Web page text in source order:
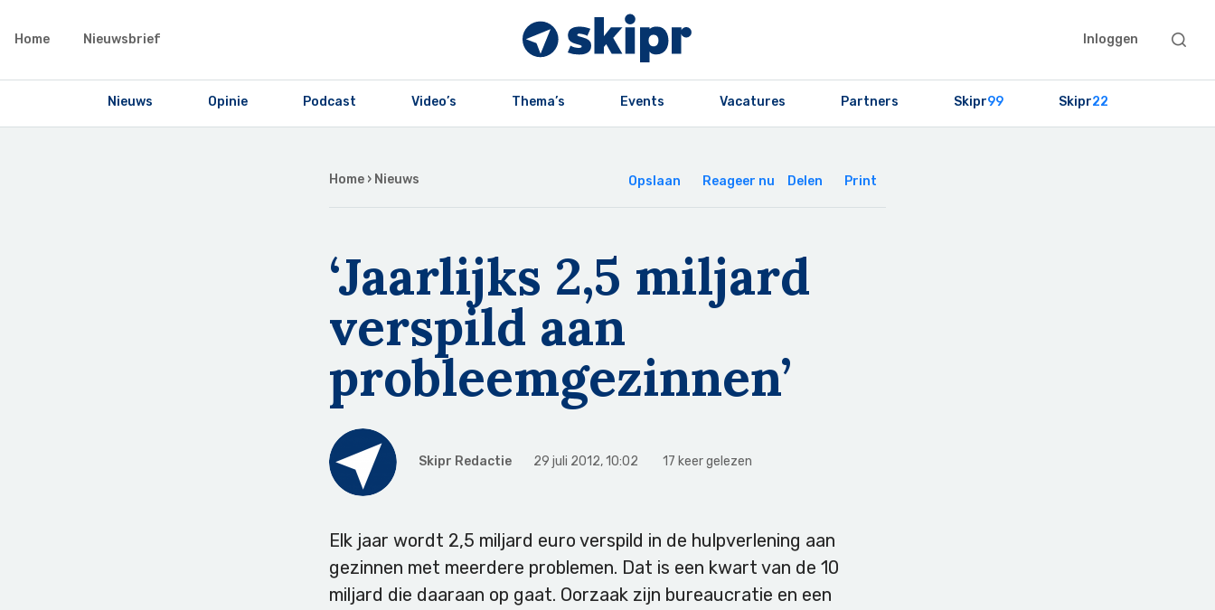
Home Nieuwsbrief Inloggen
Search
Nieuws Opinie Podcast Video’s Thema’s Events Vacatures Partners Skipr99 Skipr22
Home › Nieuws Opslaan Reageer nu Delen Print
‘Jaarlijks 2,5 miljard
verspild aan
probleemgezinnen’
Skipr Redactie 29 juli 2012,10:02 17 keer gelezen
Elk jaar wordt 2,5 miljard euro verspild in de hulpverlening aan
gezinnen met meerdere problemen. Dat is een kwart van de 10
miljard die daaraan op gaat. Oorzaak zijn bureaucratie en een